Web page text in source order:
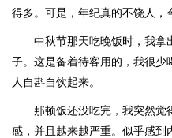
得多。可是，年纪真的不饶人，
中秋节那天吃晚饭时，我拿
子。这是备着待客用的，我很
人自斟自饮起来。
那顿饭还没吃完，我突然觉
感，并且越来越严重。似乎感